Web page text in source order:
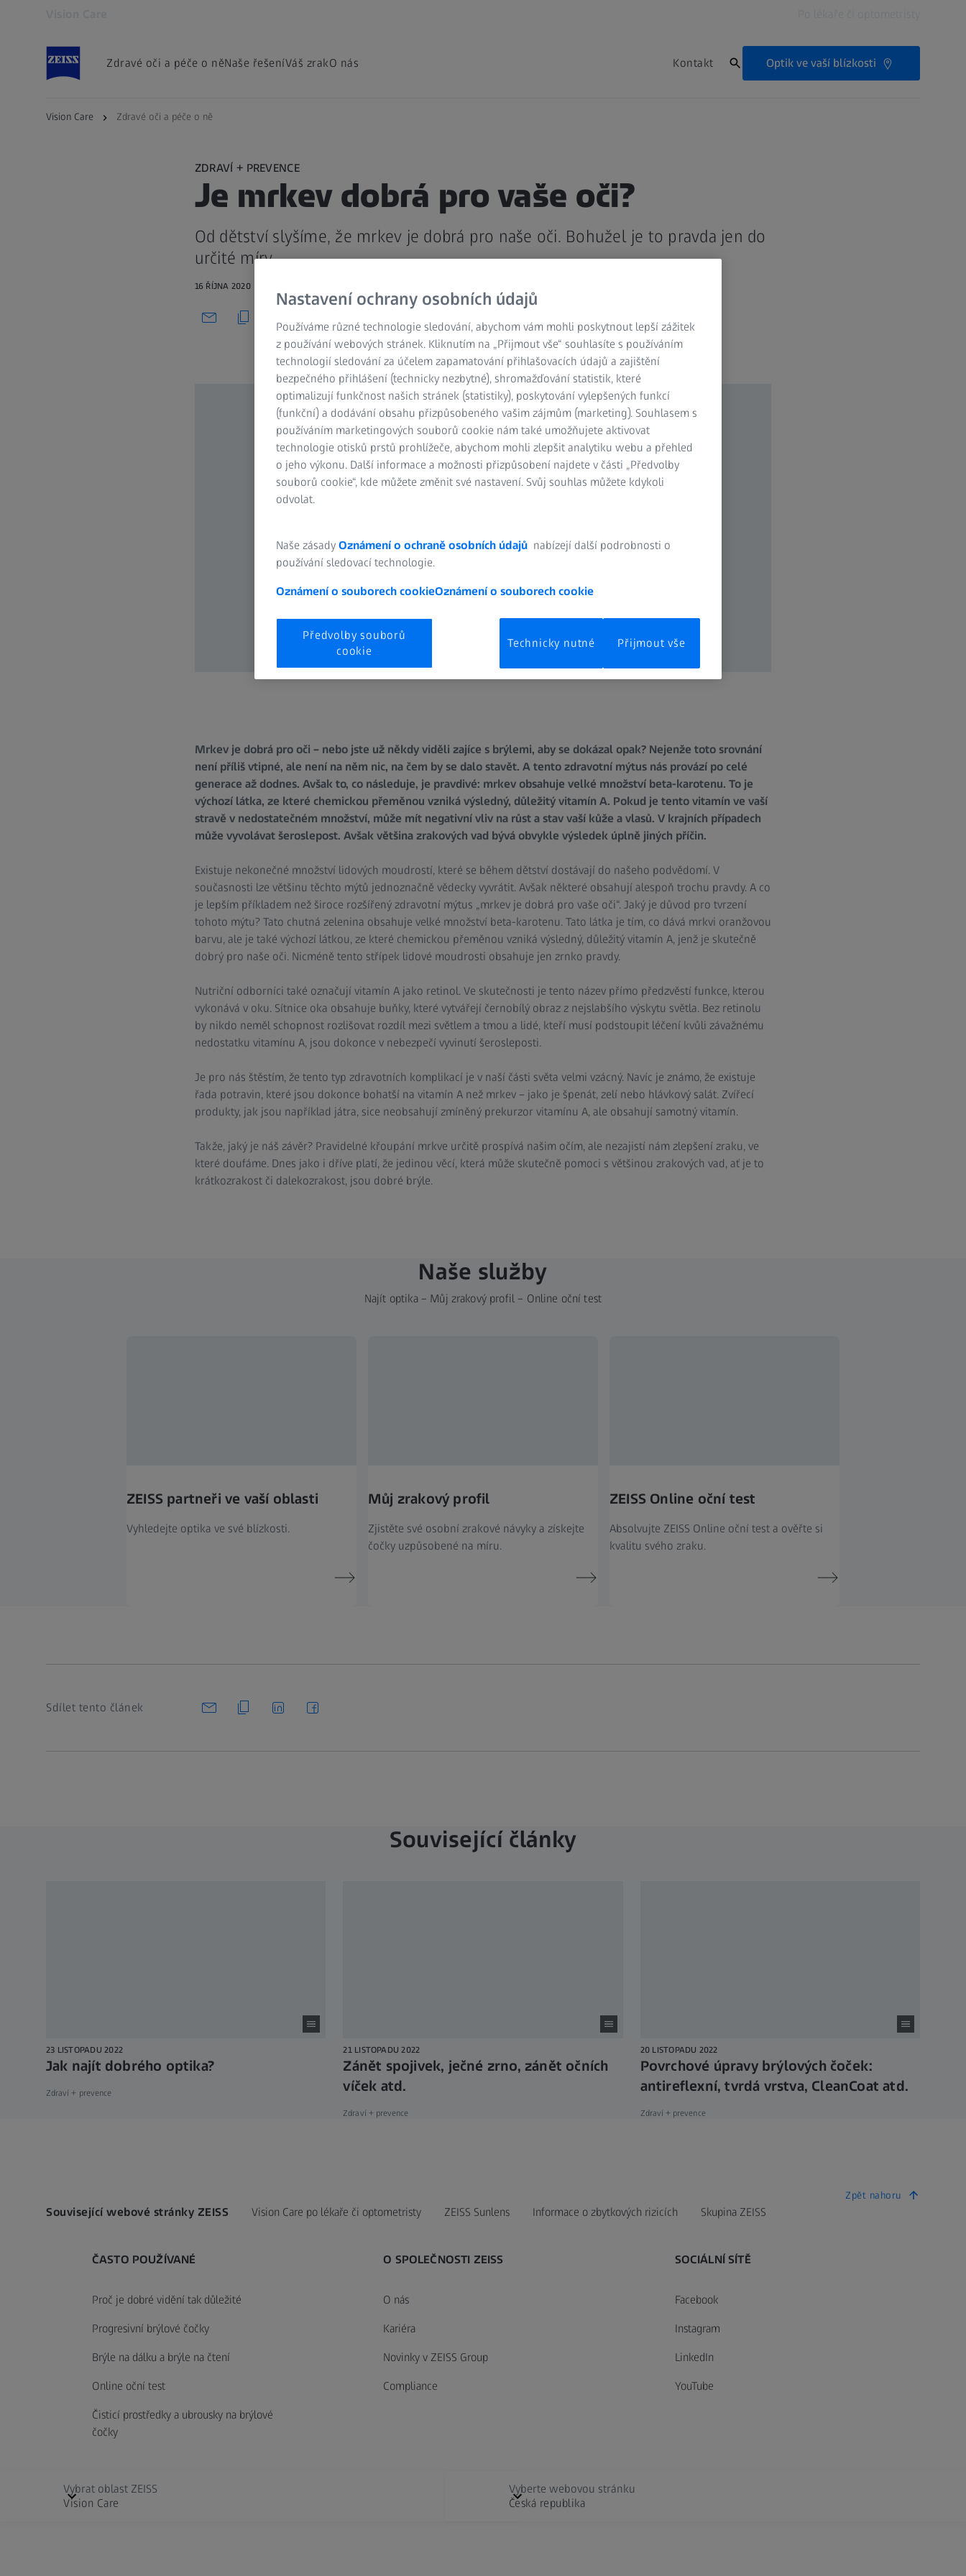
Zdravé oči a péče o něNaše řešeníVáš zrakO nás Kontakt Optik ve vaší blízkosti
Vision Care Zdravé oči a péče o ně
ZDRAVÍ + PREVENCE
Je mrkev dobrá pro vaše oči?
Od dětství slyšíme, že mrkev je dobrá pro naše oči. Bohužel je to pravda jen do
určité míry.
16 ŘÍJNA 2020
Mrkev je dobrá pro oči – nebo jste už někdy viděli zajíce s brýlemi, aby se dokázal opak? Nejenže toto srovnání
není příliš vtipné, ale není na něm nic, na čem by se dalo stavět. A tento zdravotní mýtus nás provází po celé
generace až dodnes. Avšak to, co následuje, je pravdivé: mrkev obsahuje velké množství beta-karotenu. To je
výchozí látka, ze které chemickou přeměnou vzniká výsledný, důležitý vitamín A. Pokud je tento vitamín ve vaší
stravě v nedostatečném množství, může mít negativní vliv na růst a stav vaší kůže a vlasů. V krajních případech
může vyvolávat šeroslepost. Avšak většina zrakových vad bývá obvykle výsledek úplně jiných příčin.
Existuje nekonečné množství lidových moudrostí, které se během dětství dostávají do našeho podvědomí. V
současnosti lze většinu těchto mýtů jednoznačně vědecky vyvrátit. Avšak některé obsahují alespoň trochu pravdy. A co
je lepším příkladem než široce rozšířený zdravotní mýtus „mrkev je dobrá pro vaše oči“. Jaký je důvod pro tvrzení
tohoto mýtu? Tato chutná zelenina obsahuje velké množství beta-karotenu. Tato látka je tím, co dává mrkvi oranžovou
barvu, ale je také výchozí látkou, ze které chemickou přeměnou vzniká výsledný, důležitý vitamín A, jenž je skutečně
dobrý pro naše oči. Nicméně tento střípek lidové moudrosti obsahuje jen zrnko pravdy.
Nutriční odborníci také označují vitamín A jako retinol. Ve skutečnosti je tento název přímo předzvěstí funkce, kterou
vykonává v oku. Sítnice oka obsahuje buňky, které vytvářejí černobílý obraz z nejslabšího výskytu světla. Bez retinolu
by nikdo neměl schopnost rozlišovat rozdíl mezi světlem a tmou a lidé, kteří musí podstoupit léčení kvůli závažnému
nedostatku vitamínu A, jsou dokonce v nebezpečí vyvinutí šerosleposti.
Je pro nás štěstím, že tento typ zdravotních komplikací je v naší části světa velmi vzácný. Navíc je známo, že existuje
řada potravin, které jsou dokonce bohatší na vitamín A než mrkev – jako je špenát, zelí nebo hlávkový salát. Zvířecí
produkty, jak jsou například játra, sice neobsahují zmíněný prekurzor vitamínu A, ale obsahují samotný vitamín.
Takže, jaký je náš závěr? Pravidelné křoupání mrkve určitě prospívá našim očím, ale nezajistí nám zlepšení zraku, ve
které doufáme. Dnes jako i dříve platí, že jedinou věcí, která může skutečně pomoci s většinou zrakových vad, ať je to
krátkozrakost či dalekozrakost, jsou dobré brýle.
Naše služby
Najít optika – Můj zrakový profil – Online oční test
ZEISS partneři ve vaší oblasti
Vyhledejte optika ve své blízkosti.
Můj zrakový profil
Zjistěte své osobní zrakové návyky a získejte
čočky uzpůsobené na míru.
ZEISS Online oční test
Absolvujte ZEISS Online oční test a ověřte si
kvalitu svého zraku.
Sdílet tento článek
Související články
23 LISTOPADU 2022
Jak najít dobrého optika?
Zdraví + prevence
21 LISTOPADU 2022
Zánět spojivek, ječné zrno, zánět očních
víček atd.
Zdraví + prevence
20 LISTOPADU 2022
Povrchové úpravy brýlových čoček:
antireflexní, tvrdá vrstva, CleanCoat atd.
Zdraví + prevence
Zpět nahoru
Související webové stránky ZEISS Vision Care po lékaře či optometristy ZEISS Sunlens Informace o zbytkových rizicích Skupina ZEISS
ČASTO POUŽÍVANÉ
Proč je dobré vidění tak důležité
Progresivní brýlové čočky
Brýle na dálku a brýle na čtení
Online oční test
Čisticí prostředky a ubrousky na brýlové
čočky
O SPOLEČNOSTI ZEISS
O nás
Kariéra
Novinky v ZEISS Group
Compliance
SOCIÁLNÍ SÍTĚ
Facebook
Instagram
LinkedIn
YouTube
Vybrat oblast ZEISS
Vision Care
Vyberte webovou stránku
Česká republika
Nastavení ochrany osobních údajů
Používáme různé technologie sledování, abychom vám mohli poskytnout lepší zážitek
z používání webových stránek. Kliknutím na „Přijmout vše“ souhlasíte s používáním
technologií sledování za účelem zapamatování přihlašovacích údajů a zajištění
bezpečného přihlášení (technicky nezbytné), shromažďování statistik, které
optimalizují funkčnost našich stránek (statistiky), poskytování vylepšených funkcí
(funkční) a dodávání obsahu přizpůsobeného vašim zájmům (marketing). Souhlasem s
používáním marketingových souborů cookie nám také umožňujete aktivovat
technologie otisků prstů prohlížeče, abychom mohli zlepšit analytiku webu a přehled
o jeho výkonu. Další informace a možnosti přizpůsobení najdete v části „Předvolby
souborů cookie“, kde můžete změnit své nastavení. Svůj souhlas můžete kdykoli
odvolat.
Naše zásady Oznámení o ochraně osobních údajů nabízejí další podrobnosti o
používání sledovací technologie.
Oznámení o souborech cookieOznámení o souborech cookie
Předvolby souborů
cookie
Technicky nutné Přijmout vše